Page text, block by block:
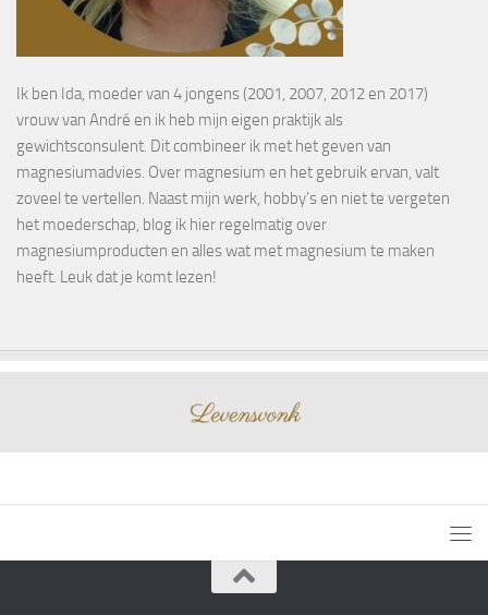
Ik ben Ida, moeder van 4 jongens (2001, 2007, 2012 en 2017)
vrouw van André en ik heb mijn eigen praktijk als
gewichtsconsulent. Dit combineer ik met het geven van
magnesiumadvies. Over magnesium en het gebruik ervan, valt
zoveel te vertellen. Naast mijn werk, hobby’s en niet te vergeten
het moederschap, blog ik hier regelmatig over
magnesiumproducten en alles wat met magnesium te maken
heeft. Leuk dat je komt lezen!